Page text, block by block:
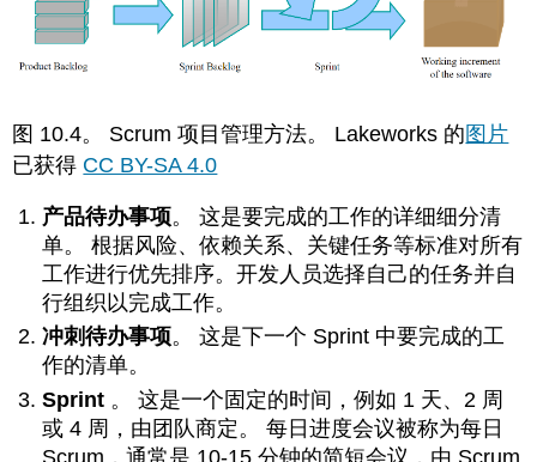
图 10.4。 Scrum 项目管理方法。 Lakeworks 的 图片
已获得 CC BY-SA 4.0
产品待办事项。这是要完成的工作的详细细分清
单。 根据风险、依赖关系、关键任务等标准对所有
工作进行优先排序。开发人员选择自己的任务并自
行组织以完成工作。
冲刺待办事项。这是下一个 Sprint 中要完成的工
作的清单。
Sprint 。 这是一个固定的时间，例如 1 天、2 周
或 4 周，由团队商定。 每日进度会议被称为每日
Scrum，通常是 10-15 分钟的简短会议，由 Scrum